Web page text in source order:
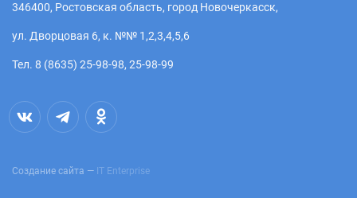
346400, Ростовская область, город Новочеркасск,
ул. Дворцовая 6, к. №№ 1,2,3,4,5,6
Тел. 8 (8635) 25-98-98, 25-98-99
Создание сайта — IT Enterprise